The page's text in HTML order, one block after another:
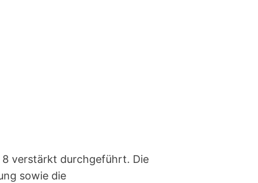
verstärkt durchgeführt. Die
sowie die